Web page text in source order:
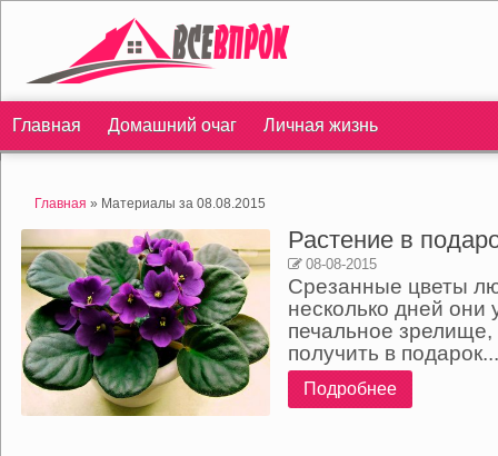
Главная Домашний очаг Личная жизнь
Главная » Материалы за 08.08.2015
Растение в
08-08-2015
Срезанные цветы
несколько дней они
печальное
получить в подарок...
Подробнее